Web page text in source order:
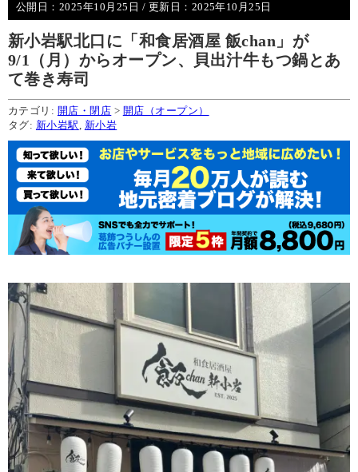
公開日： 2025年10月25日 / 更新日： 2025年10月25日
新小岩駅北口に「和食居酒屋 飯chan」が
9/1（月）からオープン、貝出汁牛もつ鍋とあ
て巻き寿司
カテゴリ: 開店・閉店 > 開店（オープン）
タグ: 新小岩駅 新小岩